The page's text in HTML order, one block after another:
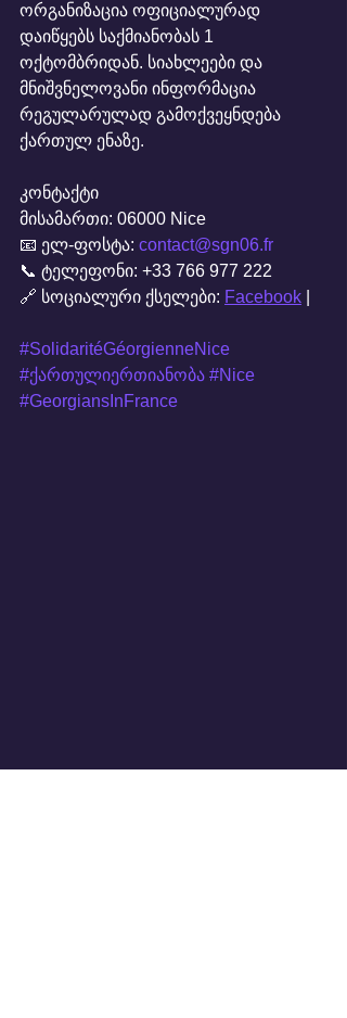
ორგანიზაცია ოფიციალურად
დაიწყებს საქმიანობას 1
ოქტომბრიდან. სიახლეები და
მნიშვნელოვანი ინფორმაცია
რეგულარულად გამოქვეყნდება
ქართულ ენაზე.
კონტაქტი
მისამართი: 06000 Nice
📧 ელ-ფოსტა: contact@sgn06.fr
📞 ტელეფონი: +33 766 977 222
🔗 სოციალური ქსელები: Facebook
#SolidaritéGéorgienneNice
#ქართულიერთიანობა #Nice
#GeorgiansInFrance